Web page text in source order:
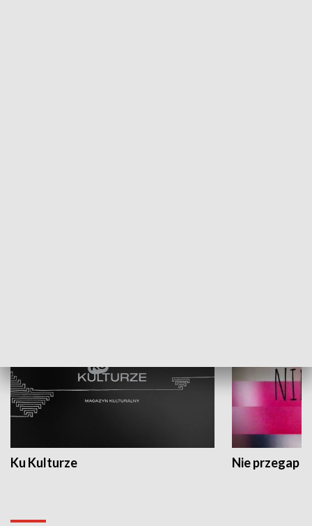
Ku Kulturze Nie przegap